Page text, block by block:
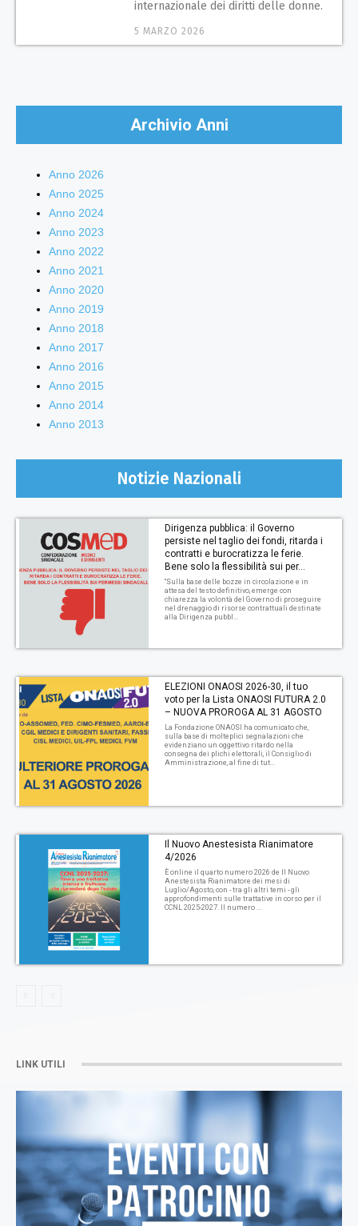
internazionale dei diritti delle donne.
5 MARZO 2026
Archivio Anni
Anno 2026
Anno 2025
Anno 2024
Anno 2023
Anno 2022
Anno 2021
Anno 2020
Anno 2019
Anno 2018
Anno 2017
Anno 2016
Anno 2015
Anno 2014
Anno 2013
Notizie Nazionali
Dirigenza pubblica: il Governo
persiste nel taglio dei fondi, ritarda i
contratti e burocratizza le ferie.
Bene solo la flessibilità sui per...
“Sulla base delle bozze in circolazione e in
attesa del testo definitivo, emerge con
chiarezza la volontà del Governo di proseguire
nel drenaggio di risorse contrattuali destinate
alla Dirigenza pubbl...
ELEZIONI ONAOSI 2026-30, il tuo
voto per la Lista ONAOSI FUTURA 2.0
– NUOVA PROROGA AL 31 AGOSTO
La Fondazione ONAOSI ha comunicato che,
sulla base di molteplici segnalazioni che
evidenziano un oggettivo ritardo nella
consegna dei plichi elettorali, il Consiglio di
Amministrazione, al fine di tut...
Il Nuovo Anestesista Rianimatore
4/2026
È online il quarto numero 2026 de Il Nuovo
Anestesista Rianimatore dei mesi di
Luglio/Agosto, con - tra gli altri temi - gli
approfondimenti sulle trattative in corso per il
CCNL 2025-2027. Il numero ...
LINK UTILI